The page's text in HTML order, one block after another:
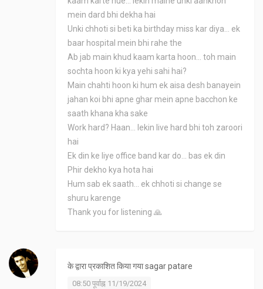
mein dard bhi dekha hai
Unki chhoti si beti ka birthday miss kar diya... ek
baar hospital mein bhi rahe the
Ab jab main khud kaam karta hoon... toh main
sochta hoon ki kya yehi sahi hai?
Main chahti hoon ki hum ek aisa desh banayein
jahan koi bhi apne ghar mein apne bacchon ke
saath khana kha sake
Work hard? Haan... lekin live hard bhi toh zaroori
hai
Ek din ke liye office band kar do... bas ek din
Phir dekho kya hota hai
Hum sab ek saath... ek chhoti si change se
shuru karenge
Thank you for listening 🙏
के द्वारा प्रकाशित किया गयाsagar patare
08:50 पूर्वाह्न 11/19/2024